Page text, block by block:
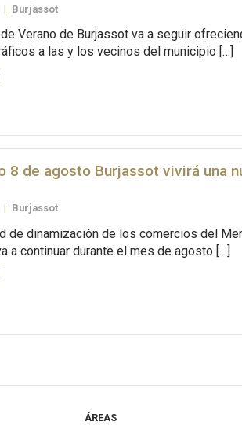
| Burjassot
de Verano de Burjassot va a seguir
a las y los vecinos del municipio […]
Email
8 de agosto Burjassot vivirá una
| Burjassot
de dinamización de los comercios del
a continuar durante el mes de agosto […]
Email
ÁREAS